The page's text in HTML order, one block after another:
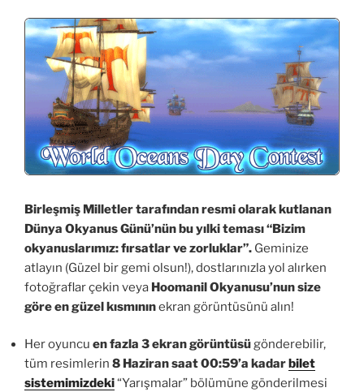
Birleşmiş Milletler tarafından resmi olarak kutlanan
Dünya Okyanus Günü’nün bu yılki teması “Bizim
okyanuslarımız: fırsatlar ve zorluklar”. Geminize
atlayın (Güzel bir gemi olsun!), dostlarınızla yol alırken
fotoğraflar çekin veya Hoomanil Okyanusu’nun size
göre en güzel kısmınınekran görüntüsünü alın!
Her oyuncu en fazla 3 ekran görüntüsügönderebilir,
tüm resimlerin 8 Haziran saat 00:59’a kadarbilet
sistemimizdeki“Yarışmalar” bölümüne gönderilmesi